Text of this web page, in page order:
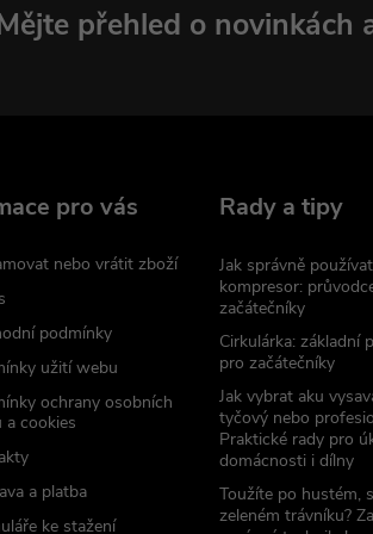
přehled o novinkách
pro vás
nebo vrátit zboží
podmínky
užití webu
ochrany osobních
a cookies
a platba
ke stažení
Rady a tipy
Jak správně
kompresor:
začátečníky
Cirkulárka: základní
pro začátečníky
Jak vybrat aku
tyčový nebo
Praktické rady pro
domácnosti i dílny
Toužíte po hustém,
zeleném trávníku?